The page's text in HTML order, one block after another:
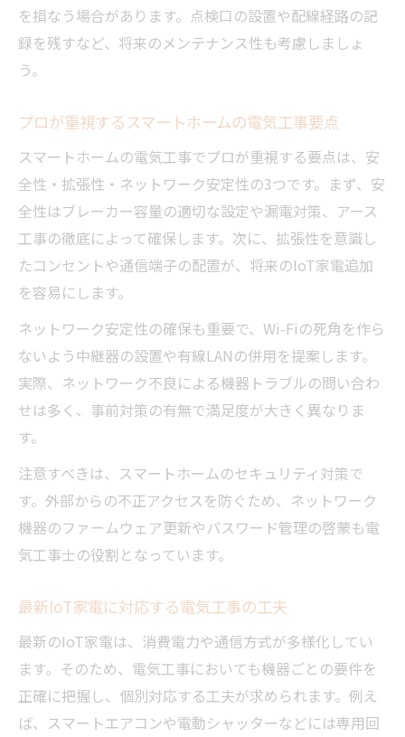
を損なう場合があります。点検口の設置や配線経路の記
録を残すなど、将来のメンテナンス性も考慮しましょ
う。
プロが重視するスマートホームの電気工事要点
スマートホームの電気工事でプロが重視する要点は、安
全性・拡張性・ネットワーク安定性の3つです。まず、安
全性はブレーカー容量の適切な設定や漏電対策、アース
工事の徹底によって確保します。次に、拡張性を意識し
たコンセントや通信端子の配置が、将来のIoT家電追加
を容易にします。
ネットワーク安定性の確保も重要で、Wi-Fiの死角を作ら
ないよう中継器の設置や有線LANの併用を提案します。
実際、ネットワーク不良による機器トラブルの問い合わ
せは多く、事前対策の有無で満足度が大きく異なりま
す。
注意すべきは、スマートホームのセキュリティ対策で
す。外部からの不正アクセスを防ぐため、ネットワーク
機器のファームウェア更新やパスワード管理の啓蒙も電
気工事士の役割となっています。
最新IoT家電に対応する電気工事の工夫
最新のIoT家電は、消費電力や通信方式が多様化してい
ます。そのため、電気工事においても機器ごとの要件を
正確に把握し、個別対応する工夫が求められます。例え
ば、スマートエアコンや電動シャッターなどには専用回